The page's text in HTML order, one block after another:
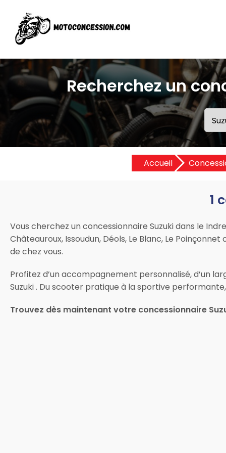
Recherchez un
Accueil
1
Vous cherchez un concessionnaire Suzuki dans le
Châteauroux, Issoudun, Déols, Le Blanc, Le
de chez vous.
Profitez d’un accompagnement personnalisé, d’un
Suzuki . Du scooter pratique à la sportive
Trouvez dès maintenant votre concessionnaire